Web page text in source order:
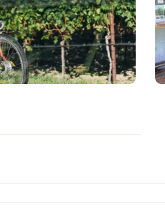
Infrastruktur und mit einer
in der wir leben.